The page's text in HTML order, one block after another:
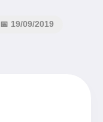
📅 19/09/2019